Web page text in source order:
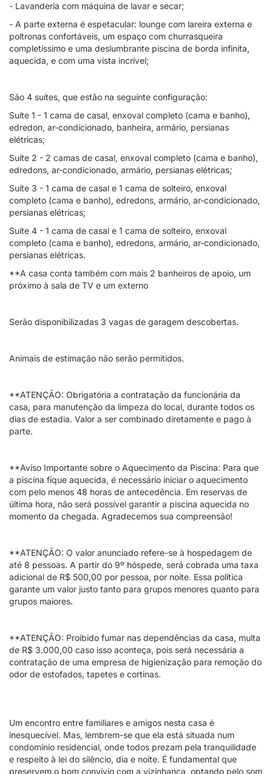
- Lavanderia com máquina de lavar e secar;
- A parte externa é espetacular: lounge com lareira externa e
poltronas confortáveis, um espaço com churrasqueira
completíssimo e uma deslumbrante piscina de borda infinita,
aquecida, e com uma vista incrível;
São 4 suítes, que estão na seguinte configuração:
Suíte 1 - 1 cama de casal, enxoval completo (cama e banho),
edredon, ar-condicionado, banheira, armário, persianas
elétricas;
Suíte 2 - 2 camas de casal, enxoval completo (cama e banho),
edredons, ar-condicionado, armário, persianas elétricas;
Suíte 3 - 1 cama de casal e 1 cama de solteiro, enxoval
completo (cama e banho), edredons, armário, ar-condicionado,
persianas elétricas;
Suíte 4 - 1 cama de casal e 1 cama de solteiro, enxoval
completo (cama e banho), edredons, armário, ar-condicionado,
persianas elétricas.
**A casa conta também com mais 2 banheiros de apoio, um
próximo à sala de TV e um externo
Serão disponibilizadas 3 vagas de garagem descobertas.
Animais de estimação não serão permitidos.
**ATENÇÃO: Obrigatória a contratação da funcionária da
casa, para manutenção da limpeza do local, durante todos os
dias de estadia. Valor a ser combinado diretamente e pago à
parte.
**Aviso Importante sobre o Aquecimento da Piscina: Para que
a piscina fique aquecida, é necessário iniciar o aquecimento
com pelo menos 48 horas de antecedência. Em reservas de
última hora, não será possível garantir a piscina aquecida no
momento da chegada. Agradecemos sua compreensão!
**ATENÇÃO: O valor anunciado refere-se à hospedagem de
até 8 pessoas. A partir do 9º hóspede, será cobrada uma taxa
adicional de R$ 500,00 por pessoa, por noite. Essa política
garante um valor justo tanto para grupos menores quanto para
grupos maiores.
**ATENÇÃO: Proibido fumar nas dependências da casa, multa
de R$ 3.000,00 caso isso aconteça, pois será necessária a
contratação de uma empresa de higienização para remoção do
odor de estofados, tapetes e cortinas.
Um encontro entre familiares e amigos nesta casa é
inesquecível. Mas, lembrem-se que ela está situada num
condomínio residencial, onde todos prezam pela tranquilidade
e respeito à lei do silêncio, dia e noite. É fundamental que
preservem o bom convívio com a vizinhança, optando pelo som